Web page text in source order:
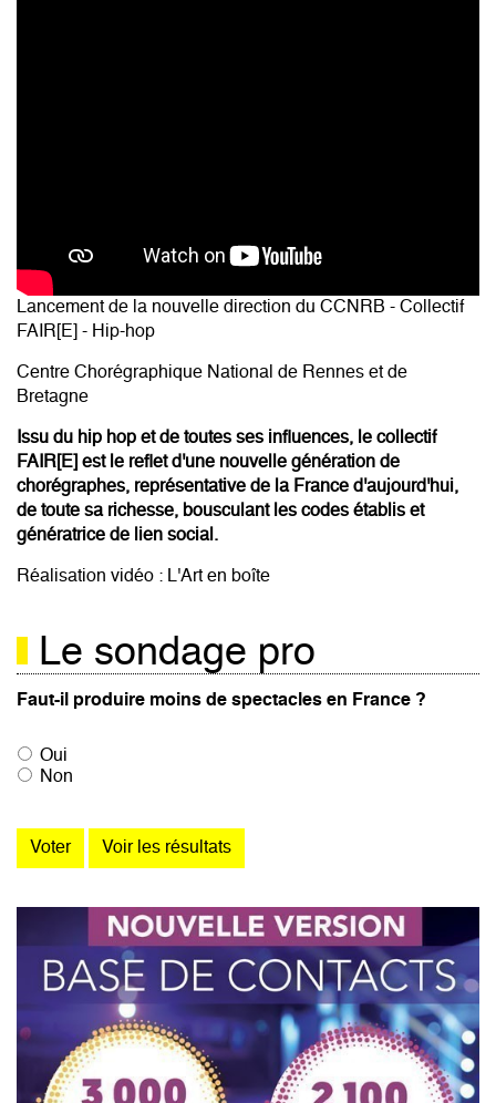
Lancement de la nouvelle direction du CCNRB - Collectif
FAIR[E] - Hip-hop
Centre Chorégraphique National de Rennes et de
Bretagne
Issu du hip hop et de toutes ses influences, le collectif
FAIR[E] est le reflet d'une nouvelle génération de
chorégraphes, représentative de la France d'aujourd'hui,
de toute sa richesse, bousculant les codes établis et
génératrice de lien social.
Réalisation vidéo : L'Art en boîte
Le sondage pro
Faut-il produire moins de spectacles en France ?
Oui
Non